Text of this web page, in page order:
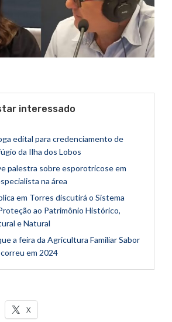
interessado
edital para credenciamento de
da Ilha dos Lobos
palestra sobre esporotricose em
na área
em Torres discutirá o Sistema
ao Patrimônio Histórico,
e Natural
a feira da Agricultura Familiar Sabor
em 2024
X